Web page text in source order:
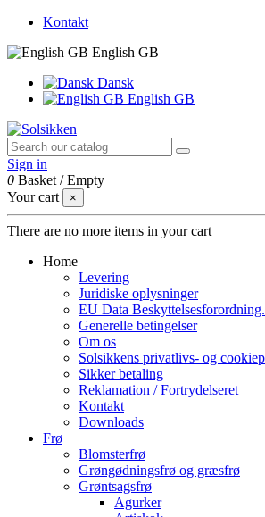
Kontakt
English GB
Dansk
English GB
Sign in
0 Basket /Empty
Your cart
×
There are no more items in your cart
Home
Levering
Juridiske oplysninger
EU Data
Generelle betingelser
Om os
Solsikkens privatlivs- og
Sikker betaling
Reklamation / Fortrydelseret
Kontakt
Downloads
Frø
Blomsterfrø
Grøngødningsfrø og græsfrø
Grøntsagsfrø
Agurker